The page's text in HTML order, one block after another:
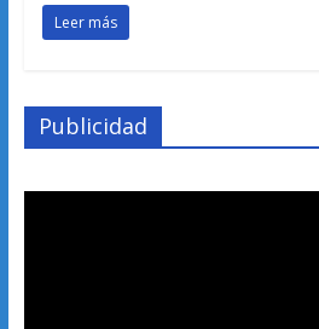
Leer más
Publicidad